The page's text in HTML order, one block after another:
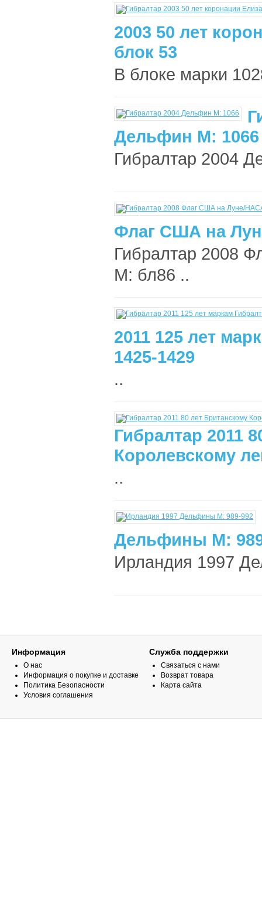
2003 50 лет
блок 53
В блоке марки
Дельфин М: 1066
Гибралтар 2004
Флаг США на
Гибралтар 2008
М: бл86 ..
2011 125 лет
1425-1429
..
Гибралтар 2011
Королевскому
..
Дельфины М:
Ирландия 1997
Информация
О нас
Информация о покупке и доставке
Политика Безопасности
Условия соглашения
Служба поддержки
Связаться с нами
Возврат товара
Карта сайта